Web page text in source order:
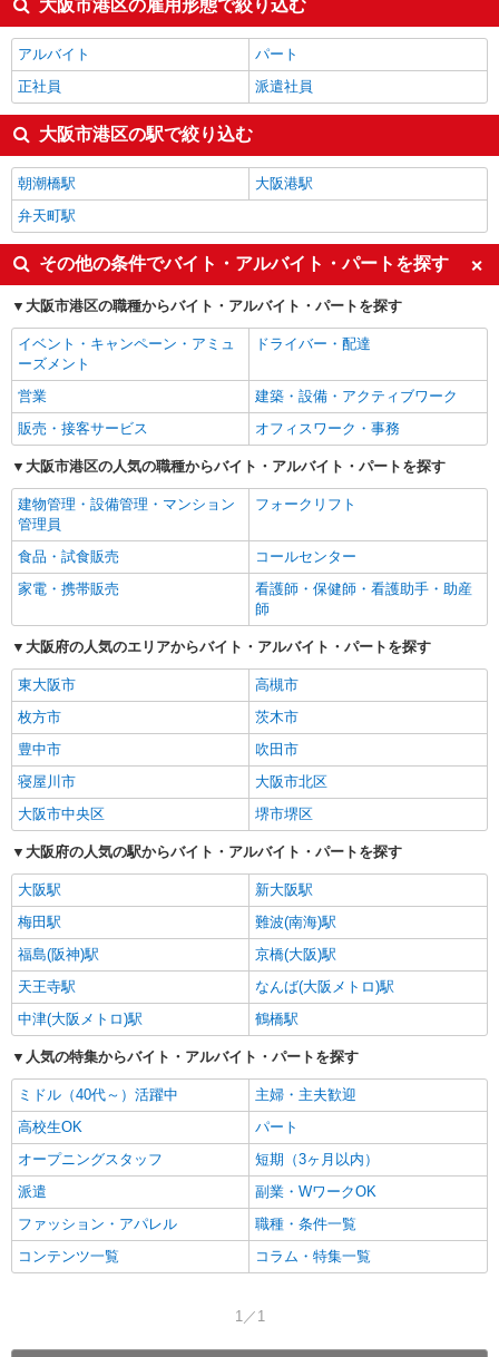
大阪市港区の雇用形態で絞り込む
アルバイト
パート
正社員
派遣社員
大阪市港区の駅で絞り込む
朝潮橋駅
大阪港駅
弁天町駅
その他の条件でバイト・アルバイト・パートを探す
大阪市港区の職種からバイト・アルバイト・パートを探す
イベント・キャンペーン・アミュ
ーズメント
ドライバー・配達
営業
建築・設備・アクティブワーク
販売・接客サービス
オフィスワーク・事務
大阪市港区の人気の職種からバイト・アルバイト・パートを探す
建物管理・設備管理・マンション
管理員
フォークリフト
食品・試食販売
コールセンター
家電・携帯販売
看護師・保健師・看護助手・助産
師
大阪府の人気のエリアからバイト・アルバイト・パートを探す
東大阪市
高槻市
枚方市
茨木市
豊中市
吹田市
寝屋川市
大阪市北区
大阪市中央区
堺市堺区
大阪府の人気の駅からバイト・アルバイト・パートを探す
大阪駅
新大阪駅
梅田駅
難波(南海)駅
福島(阪神)駅
京橋(大阪)駅
天王寺駅
なんば(大阪メトロ)駅
中津(大阪メトロ)駅
鶴橋駅
人気の特集からバイト・アルバイト・パートを探す
ミドル（40代～）活躍中
主婦・主夫歓迎
高校生OK
パート
オープニングスタッフ
短期（3ヶ月以内）
派遣
副業・WワークOK
ファッション・アパレル
職種・条件一覧
コンテンツ一覧
コラム・特集一覧
1／1